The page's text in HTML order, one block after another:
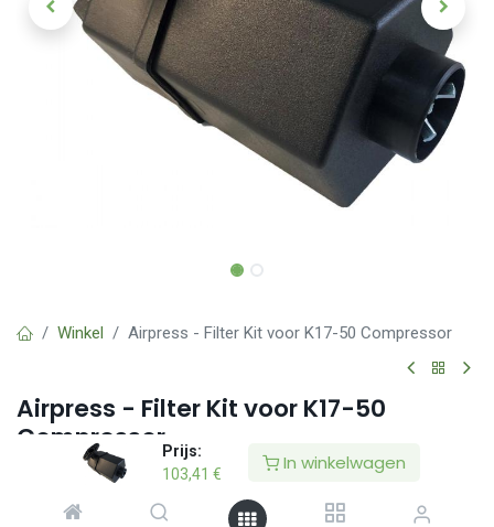
Prijs:
103,41 € In winkelwagen
Winkel Airpress - Filter Kit voor K17-50 Compressor
Airpress - Filter Kit voor K17-50
Compressor
(0 beoordeling)
Artikelnummer : 9434M01